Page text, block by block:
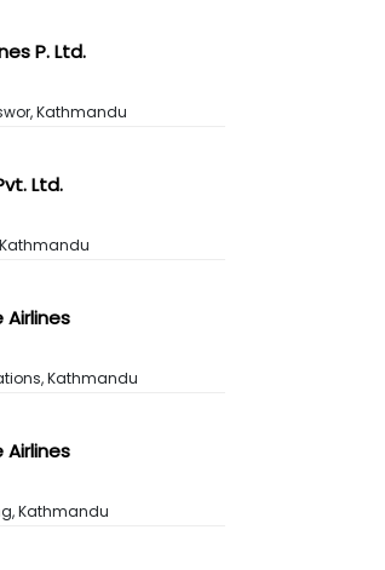
P. Ltd.
Kathmandu
Ltd.
Airlines
Kathmandu
Airlines
Kathmandu